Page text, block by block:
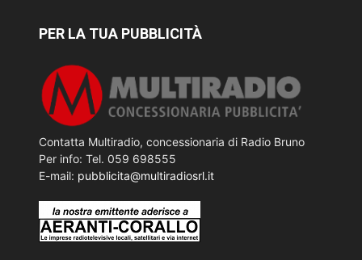
PER LA TUA PUBBLICITÀ
Contatta Multiradio, concessionaria di Radio Bruno
Per info: Tel. 059 698555
E-mail: pubblicita@multiradiosrl.it